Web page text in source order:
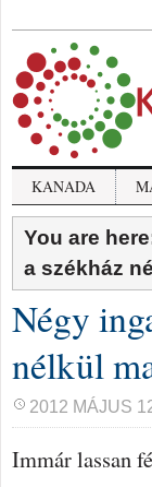
KANADA
You are
a székház
Négy
nélkül
2012 MÁJUS
Immár lassan